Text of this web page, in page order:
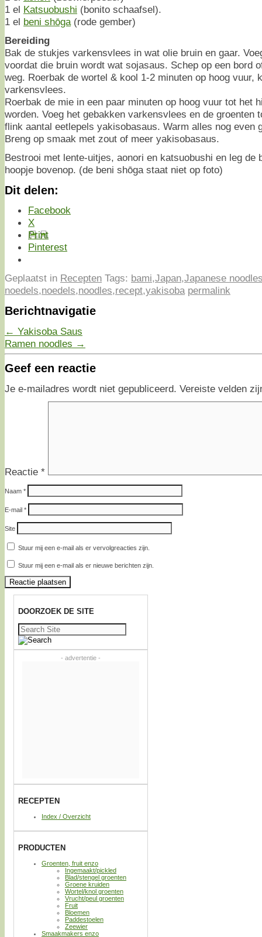
1 el Katsuobushi (bonito schaafsel).
1 el beni shōga (rode gember)
Bereiding
Bak de stukjes varkensvlees in wat olie bruin en gaar.
voordat die bruin wordt wat sojasaus. Schep op een bord
weg. Roerbak de wortel & kool 1-2 minuten op hoog vuur,
varkensvlees.
Roerbak de mie in een paar minuten op hoog vuur tot het
worden. Voeg het gebakken varkensvlees en de groenten
flink aantal eetlepels yakisobasaus. Warm alles nog even
Breng op smaak met zout of meer yakisobasaus.
Bestrooi met lente-uitjes, aonori en katsuobushi en leg de
hoopje bovenop. (de beni shōga staat niet op foto)
Dit delen:
Facebook
X
Print
Pinterest
Geplaatst in Recepten Tags: bami,Japan,Japanese
noedels,noedels,noodles,recept,yakisoba permalink
Berichtnavigatie
← Yakisoba Saus
Ramen noodles →
Geef een reactie
Je e-mailadres wordt niet gepubliceerd. Vereiste velden
Reactie *
Naam *
E-mail *
Site
Stuur mij een e-mail als er vervolgreacties zijn.
Stuur mij een e-mail als er nieuwe berichten zijn.
DOORZOEK DE SITE
Zoeken
naar:
- advertentie -
RECEPTEN
Index / Overzicht
PRODUCTEN
Groenten, fruit enzo
Ingemaakt/pickled
Blad/stengel groenten
Groene kruiden
Wortel/knol groenten
Vrucht/peul groenten
Fruit
Bloemen
Paddestoelen
Zeewier
Smaakmakers enzo